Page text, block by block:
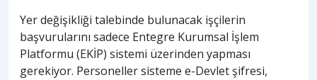
Yer değişikliği talebinde bulunacak işçilerin
başvurularını sadece Entegre Kurumsal İşlem
Platformu (EKİP) sistemi üzerinden yapması
gerekiyor. Personeller sisteme e-Devlet şifresi,